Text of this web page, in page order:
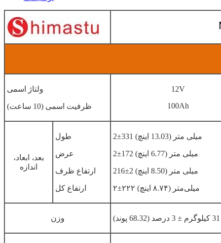
ولتاژ اسمی
ظرفیت اسمی (10 ساعت)
12V
100Ah
بعد، ابعاد،
اندازه
طول
عرض
ارتفاع ظرف
ارتفاع کل
2±331 میلی متر (13.03 اینچ)
2±172 میلی متر (6.77 اینچ)
216±2 میلی متر (8.50 اینچ)
۲±۲۲۲ میلی‌متر (۸.۷۴ اینچ)
وزن